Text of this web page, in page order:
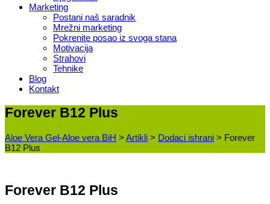
Marketing
Postani naš saradnik
Mrežni marketing
Pokrenite posao iz svoga stana
Motivacija
Strahovi
Tehnike
Blog
Kontakt
Forever B12 Plus
Aloe Vera Gel-Aloe vera BiH > Artikli > Dodaci ishrani > Forever
B12 Plus
Forever B12 Plus